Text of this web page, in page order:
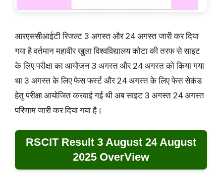
आरएससीआईटी रिजल्ट 3 अगस्त और 24 अगस्त जारी कर दिया
गया है वर्तमान महावीर खुला विश्वविद्यालय कोटा की तरफ से साइट
के लिए परीक्षा का आयोजन 3 अगस्त और 24 अगस्त को किया गया
था 3 अगस्त के लिए फेस फर्स्ट और 24 अगस्त के लिए फेस सेकंड
हेतु परीक्षा आयोजित करवाई गई थी अब साइट 3 अगस्त 24 अगस्त
परिणाम जारी कर दिया गया है।
RSCIT Result 3 August 24 August
2025 OverView